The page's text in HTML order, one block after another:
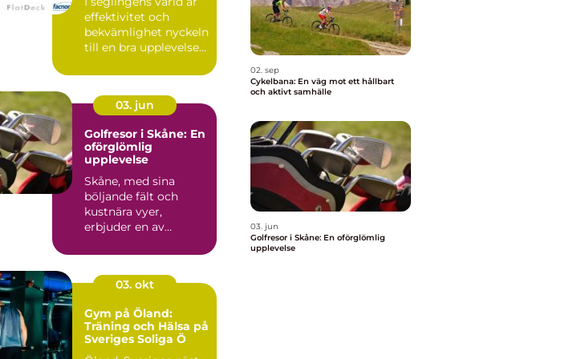
effektivitet och
bekvämlighet nyckeln
till en bra upplevelse
03. jun
Golfresor i Skåne: En
oförglömlig
upplevelse
Skåne, med sina
böljande fält och
kustnära vyer,
erbjuder en av
03. okt
Gym på Öland:
Träning och Hälsa på
Sveriges Soliga Ö
02. sep
Cykelbana: En väg mot ett hållbart
och aktivt samhälle
03. jun
Golfresor i Skåne: En oförglömlig
upplevelse